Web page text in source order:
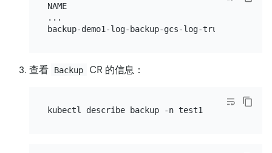
NAME
...
查看 Backup CR 的信息：